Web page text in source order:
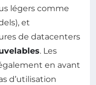
légers comme
et
de datacenters
. Les
en avant
d’utilisation